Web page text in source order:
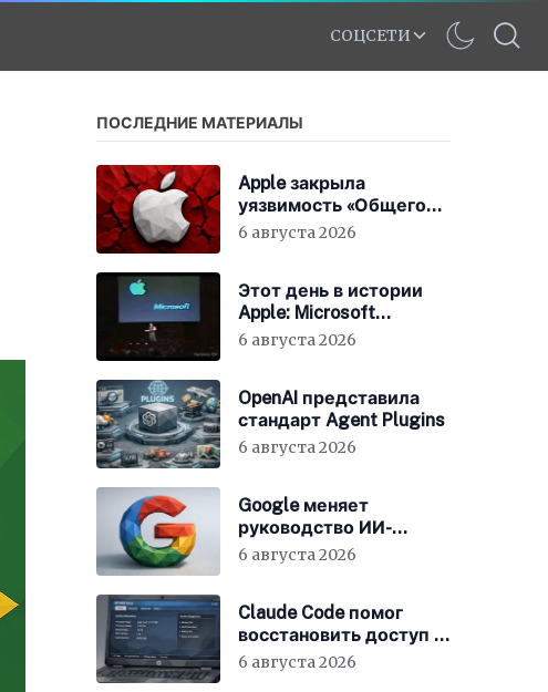
СОЦСЕТИ
ПОСЛЕДНИЕ МАТЕРИАЛЫ
Apple закрыла
уязвимость «Общего
экрана» в macOS
6 августа 2026
Этот день в истории
Apple: Microsoft
инвестирует в Apple
6 августа 2026
OpenAI представила
стандарт Agent Plugins
6 августа 2026
Google меняет
руководство ИИ-
направления
6 августа 2026
Claude Code помог
восстановить доступ к
BIOS ноутбука
6 августа 2026